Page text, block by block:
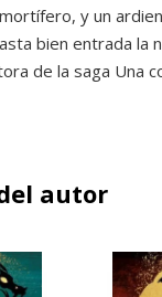
y un
bien entrada la
de la saga Una
autor